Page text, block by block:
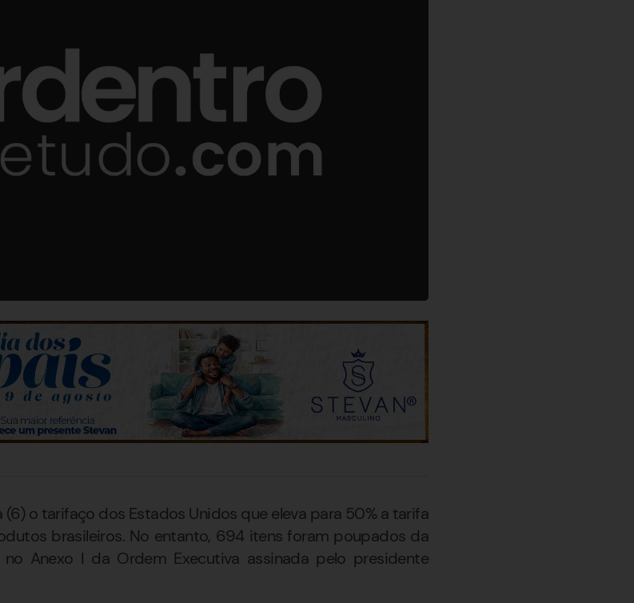
o tarifaço dos Estados Unidos que eleva para 50% a tarifa
brasileiros. No entanto, 694 itens foram poupados da
Anexo I da Ordem Executiva assinada pelo presidente